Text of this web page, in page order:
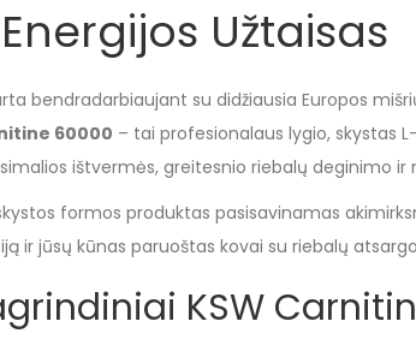
Užtaisas
bendradarbiaujant su didžiausia Europos
60000 – tai profesionalaus lygio, skystas
ištvermės, greitesnio riebalų deginimo ir
formos produktas pasisavinamas
ir jūsų kūnas paruoštas kovai su riebalų
KSW